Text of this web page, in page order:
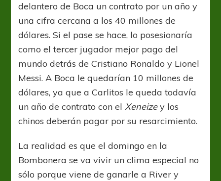
delantero de Boca un contrato por un año y
una cifra cercana a los 40 millones de
dólares. Si el pase se hace, lo posesionaría
como el tercer jugador mejor pago del
mundo detrás de Cristiano Ronaldo y Lionel
Messi. A Boca le quedarían 10 millones de
dólares, ya que a Carlitos le queda todavía
un año de contrato con elXeneizey los
chinos deberán pagar por su resarcimiento.
La realidad es que el domingo en la
Bombonera se va vivir un clima especial no
sólo porque viene de ganarle a River y